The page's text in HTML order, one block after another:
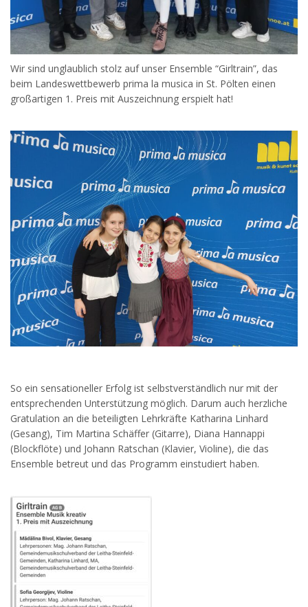
Wir sind unglaublich stolz auf unser Ensemble “Girltrain”, das
beim Landeswettbewerb prima la musica in St. Pölten einen
großartigen 1. Preis mit Auszeichnung erspielt hat!
So ein sensationeller Erfolg ist selbstverständlich nur mit der
entsprechenden Unterstützung möglich. Darum auch herzliche
Gratulation an die beteiligten Lehrkräfte Katharina Linhard
(Gesang), Tim Martina Schäffer (Gitarre), Diana Hannappi
(Blockflöte) und Johann Ratschan (Klavier, Violine), die das
Ensemble betreut und das Programm einstudiert haben.